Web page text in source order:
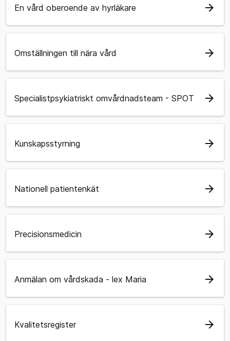
En vård oberoende av hyrläkare arrow_forward
Omställningen till nära vård arrow_forward
Specialistpsykiatriskt omvårdnadsteam - SPOT arrow_forward
Kunskapsstyrning arrow_forward
Nationell patientenkät arrow_forward
Precisionsmedicin arrow_forward
Anmälan om vårdskada - lex Maria arrow_forward
Kvalitetsregister arrow_forward